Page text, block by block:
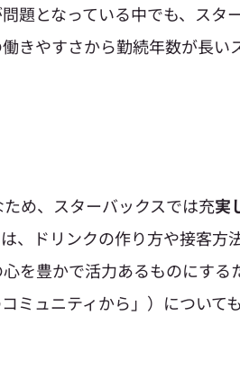
題となっている中でも、スタ
きやすさから勤続年数が長い
め、スターバックスでは充実
、ドリンクの作り方や接客方
を豊かで活力あるものにす
ミュニティから」）について